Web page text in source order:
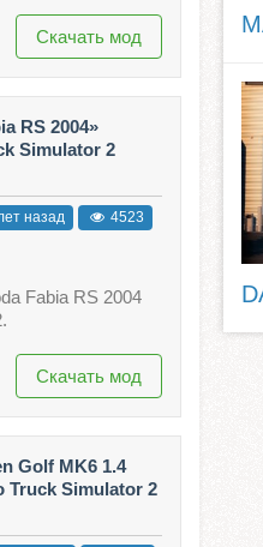
Скачать мод
RS 2004»
Simulator 2
назад
4523
Fabia RS 2004
Скачать мод
Golf MK6 1.4
Truck Simulator 2